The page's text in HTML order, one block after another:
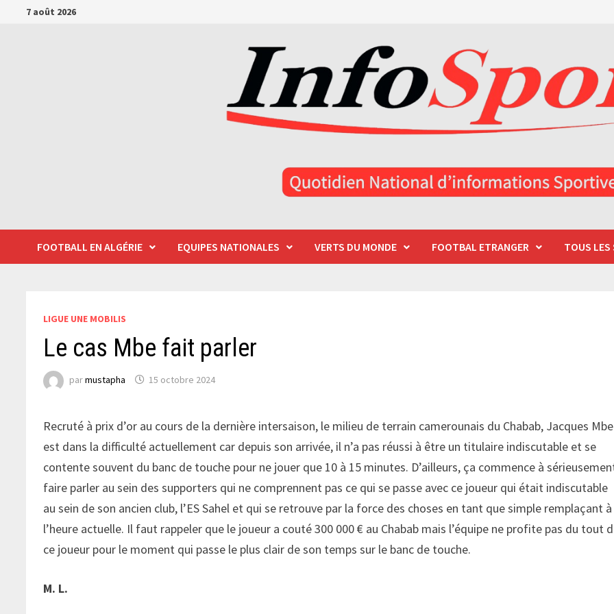
Passer7 août 2026
FOOTBALL EN ALGÉRIE EQUIPES NATIONALES VERTS DU MONDE FOOTBAL ETRANGER TOUS LES
LIGUE UNE MOBILIS
Le cas Mbe fait parler
parmustapha 15 octobre 2024
Recruté à prix d’or au cours de la dernière intersaison, le milieu de terrain camerounais du Chabab, Jacques Mbe
est dans la difficulté actuellement car depuis son arrivée, il n’a pas réussi à être un titulaire indiscutable et se
contente souvent du banc de touche pour ne jouer que 10 à 15 minutes. D’ailleurs, ça commence à
faire parler au sein des supporters qui ne comprennent pas ce qui se passe avec ce joueur qui était indiscutable
au sein de son ancien club, l’ES Sahel et qui se retrouve par la force des choses en tant que simple remplaçant à
l’heure actuelle. Il faut rappeler que le joueur a couté 300 000 € au Chabab mais l’équipe ne profite pas du tout
ce joueur pour le moment qui passe le plus clair de son temps sur le banc de touche.
M. L.